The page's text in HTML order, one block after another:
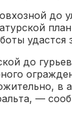
до
удастся
до
в
—